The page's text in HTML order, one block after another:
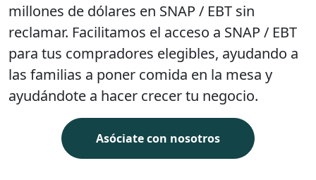
millones de dólares en SNAP / EBT sin
reclamar. Facilitamos el acceso a SNAP / EBT
para tus compradores elegibles, ayudando a
las familias a poner comida en la mesa y
ayudándote a hacer crecer tu negocio.
Asóciate con nosotros